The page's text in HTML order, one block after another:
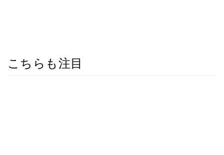
こちらも注目